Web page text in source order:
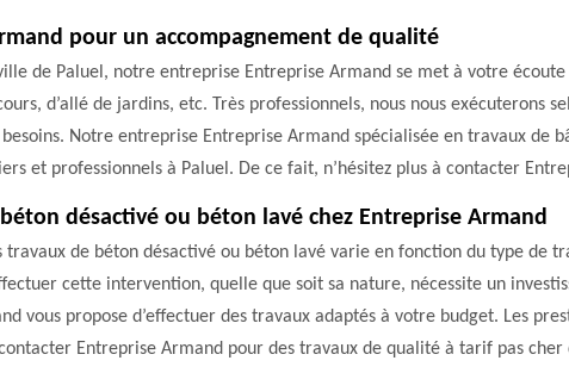
pour un accompagnement de qualité
de Paluel, notre entreprise Entreprise Armand se met à votre
d’allé de jardins, etc. Très professionnels, nous nous
besoins. Notre entreprise Entreprise Armand spécialisée en travaux
et professionnels à Paluel. De ce fait, n’hésitez plus à contacter
désactivé ou béton lavé chez Entreprise Armand
travaux de béton désactivé ou béton lavé varie en fonction du type de
cette intervention, quelle que soit sa nature, nécessite un
vous propose d’effectuer des travaux adaptés à votre budget. Les
contacter Entreprise Armand pour des travaux de qualité à tarif pas